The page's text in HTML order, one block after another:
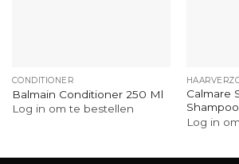
CONDITIONER
Balmain Conditioner 250 Ml
Log in om te bestellen
Calmare
Log in